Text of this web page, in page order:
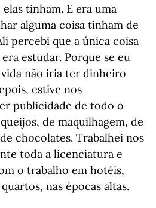
tinham. E era uma
alguma coisa tinham de
percebi que a única coisa
estudar. Porque se eu
não iria ter dinheiro
estive nos
publicidade de todo o
de maquilhagem, de
chocolates. Trabalhei nos
toda a licenciatura e
o trabalho em hotéis,
nas épocas altas.